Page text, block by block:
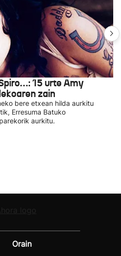
15 urte Amy
zain
bere etxean hilda aurkitu
Erresuma Batuko
aurkitu.
Orain